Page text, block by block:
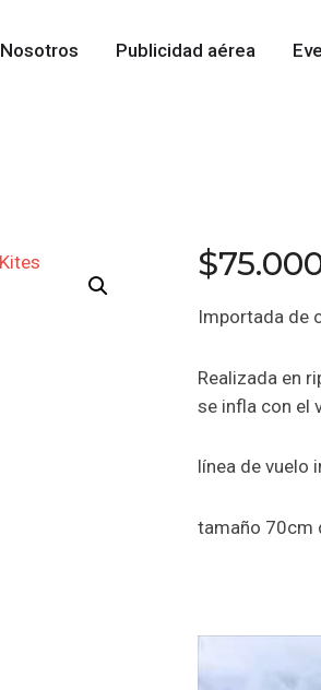
Nosotros Publicidad aérea
Exhibiciones
Contacto
$75.00
Importada de
Realizada en
se infla con el
línea de vuelo
tamaño 70cm
de